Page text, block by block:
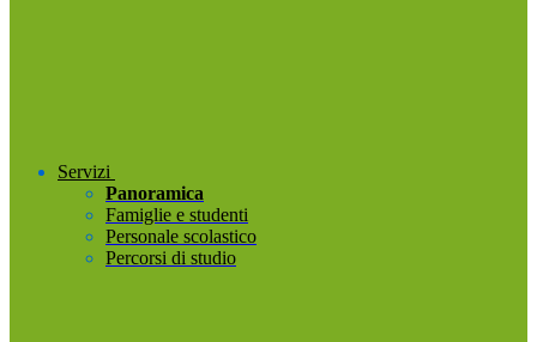
Servizi
Panoramica
Famiglie e studenti
Personale scolastico
Percorsi di studio